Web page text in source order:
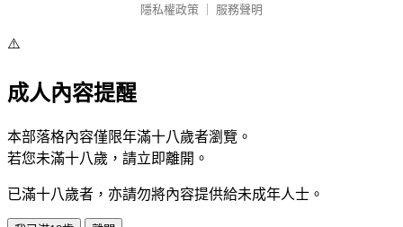
隱私權政策
服務聲明
⚠️
成人內容提醒
本部落格內容僅限年滿十八歲者瀏覽。
若您未滿十八歲，請立即離開。
已滿十八歲者，亦請勿將內容提供給未成年人士。